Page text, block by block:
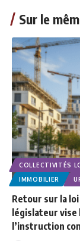
Sur le
COLLECTIVITÉS
IMMOBILIER
Retour sur la
législateur vise
l’instruction